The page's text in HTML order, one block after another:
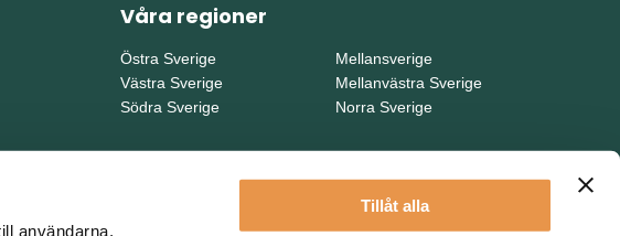
användarna,
Tillåt alla
Våra regioner
Östra Sverige
Västra Sverige
Södra Sverige
Mellansverige
Mellanvästra Sverige
Norra Sverige